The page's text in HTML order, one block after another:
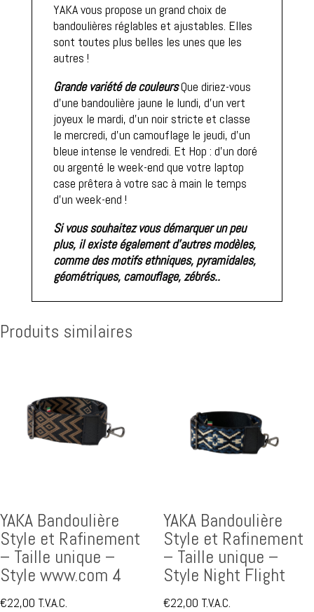
YAKA vous propose un grand choix de
bandoulières réglables et ajustables. Elles
sont toutes plus belles les unes que les
autres !
Grande variété de couleursQue diriez-vous
d'une bandoulière jaune le lundi, d’un vert
joyeux le mardi, d’un noir stricte et classe
le mercredi, d’un camouflage le jeudi, d’un
bleue intense le vendredi. Et Hop : d’un doré
ou argenté le week-end que votre laptop
case prêtera à votre sac à main le temps
d’un week-end !
Si vous souhaitez vous démarquer un peu
plus, il existe également d'autres modèles,
comme des motifs ethniques, pyramidales,
géométriques, camouflage, zébrés..
Produits similaires
YAKA Bandoulière
Style et Rafinement
– Taille unique –
Style www.com 4
€22,00 T.V.A.C.
YAKA Bandoulière
Style et Rafinement
– Taille unique –
Style Night Flight
€22,00 T.V.A.C.